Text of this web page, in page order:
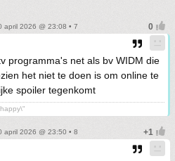
april 2026 @ 23:08 • 7
programma's net als bv WIDM die
het niet te doen is om online te
spoiler tegenkomt
april 2026 @ 23:50 • 8